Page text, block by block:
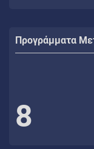
Προγράμματα
8